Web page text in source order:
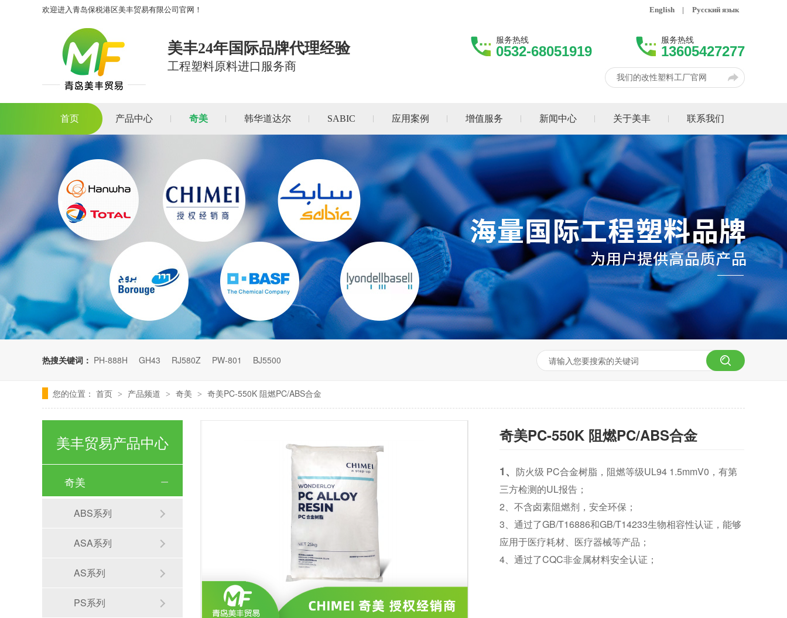
欢迎进入青岛保税港区美丰贸易有限公司官网！ English | Русский язык
美丰24年国际品牌代理经验
工程塑料原料进口服务商
服务热线
0532-68051919
服务热线
13605427277
我们的改性塑料工厂官网
首页 产品中心 奇美 韩华道达尔 SABIC 应用案例 增值服务 新闻中心 关于美丰 联系我们
热搜关键词： PH-888H GH43 RJ580Z PW-801 BJ5500
您的位置： 首页 > 产品频道 > 奇美 > 奇美PC-550K 阻燃PC/ABS合金
奇美PC-550K 阻燃PC/ABS合金
1、 防火级 PC合金树脂，阻燃等级UL94 1.5mmV0，有第
三方检测的UL报告；
2、不含卤素阻燃剂，安全环保；
3、通过了GB/T16886和GB/T14233生物相容性认证，能够
应用于医疗耗材、医疗器械等产品；
4、通过了CQC非金属材料安全认证；
美丰贸易产品中心
奇美
ABS系列
ASA系列
AS系列
PS系列